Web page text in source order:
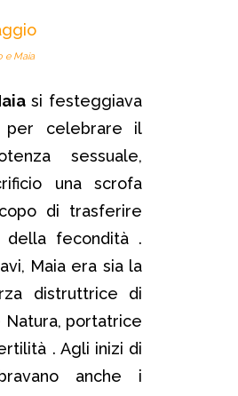
e Maia
si festeggiava
per celebrare il
sessuale,
una scrofa
di trasferire
fecondità .
Maia era sia la
distruttrice di
Natura, portatrice
. Agli inizi di
anche i